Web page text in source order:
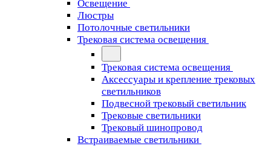
Освещение
Люстры
Потолочные светильники
Трековая система освещения
Трековая система освещения
Аксессуары и крепление трековых
светильников
Подвесной трековый светильник
Трековые светильники
Трековый шинопровод
Встраиваемые светильники